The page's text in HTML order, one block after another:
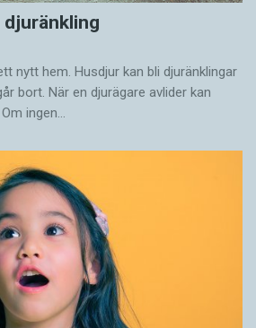
nytt hem. Husdjur kan bli djuränklingar
bort. När en djurägare avlider kan
ingen…